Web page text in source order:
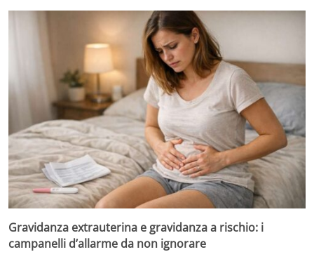
Gravidanza extrauterina e gravidanza a rischio: i
campanelli d’allarme da non ignorare